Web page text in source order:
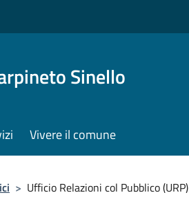
Sinello
Vivere il comune
> Ufficio Relazioni col Pubblico (URP)